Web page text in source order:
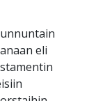
eli